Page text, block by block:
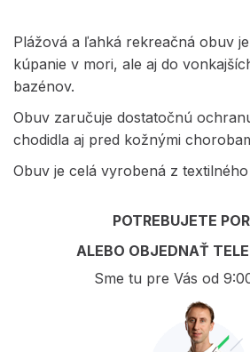
Plážová a ľahká rekreačná obuv
kúpanie v mori, ale aj do
bazénov.
Obuv zaručuje dostatočnú
chodidla aj pred kožnými
Obuv je celá vyrobená z
POTREBUJETE
ALEBO OBJEDNAŤ
Sme tu pre Vás od